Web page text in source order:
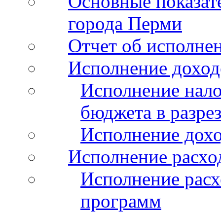
города Перми
Отчет об
Исполнение
Исполнение
бюджета в
Исполнение
Исполнение
Исполнение
программ